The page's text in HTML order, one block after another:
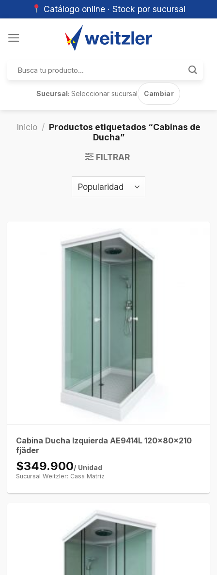
Catálogo online · Stock por sucursal
por:
Sucursal:Seleccionar sucursal Cambiar
Inicio / Productos etiquetados “Cabinas de
Ducha”
FILTRAR
Cabina Ducha Izquierda AE9414L 120x80x210
fjäder
$349.900/ Unidad
Sucursal Weitzler: Casa Matriz